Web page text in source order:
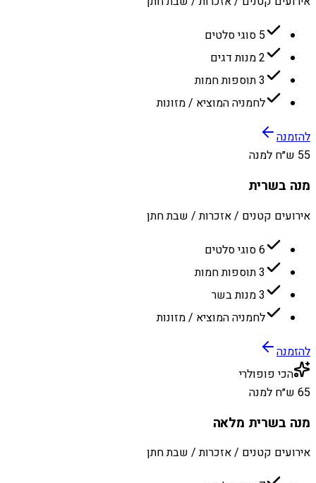
5 סוגי סלטים
2 מנות דגים
3 תוספות חמות
לחמניה המוציא / מזונות
להזמנה
55 ש״ח למנה
מנה בשרית
אירועים קטנים / אזכרות / שבת חתן
6 סוגי סלטים
3 תוספות חמות
3 מנות בשר
לחמניה המוציא / מזונות
להזמנה
הכי פופולרי
65 ש״ח למנה
מנה בשרית מלאה
אירועים קטנים / אזכרות / שבת חתן